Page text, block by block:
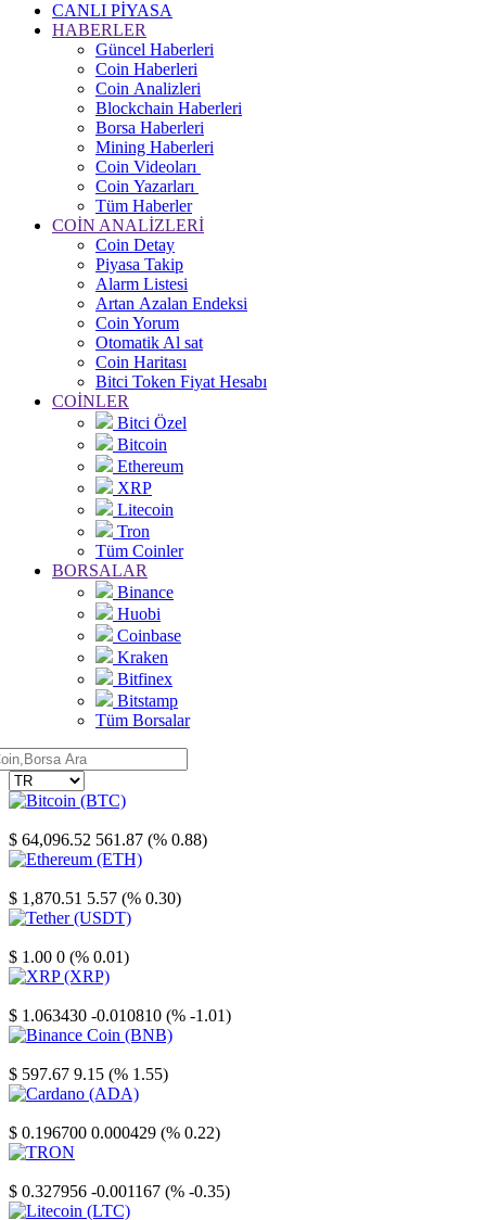
CANLI PİYASA
HABERLER
Güncel Haberleri
Coin Haberleri
Coin Analizleri
Blockchain Haberleri
Borsa Haberleri
Mining Haberleri
Coin Videoları
Coin Yazarları
Tüm Haberler
COİN ANALİZLERİ
Coin Detay
Piyasa Takip
Alarm Listesi
Artan Azalan Endeksi
Coin Yorum
Otomatik Al sat
Coin Haritası
Bitci Token Fiyat Hesabı
COİNLER
Bitci Özel
Bitcoin
Ethereum
XRP
Litecoin
Tron
Tüm Coinler
BORSALAR
Binance
Huobi
Coinbase
Kraken
Bitfinex
Bitstamp
Tüm Borsalar
$ 64,096.52 561.87 (% 0.88)
$ 1,870.51 5.57 (% 0.30)
$ 1.00 0 (% 0.01)
$ 1.063430 -0.010810 (% -1.01)
$ 597.67 9.15 (% 1.55)
$ 0.196700 0.000429 (% 0.22)
$ 0.327956 -0.001167 (% -0.35)